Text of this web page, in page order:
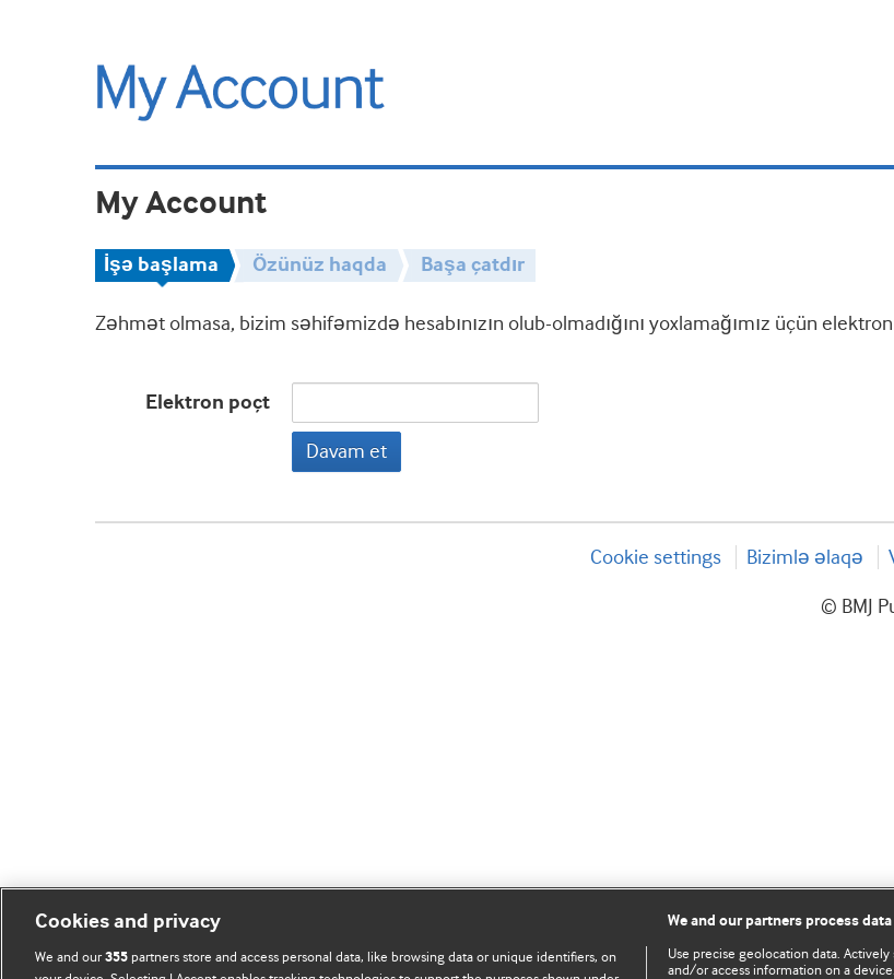
My Account
İşə başlama Özünüz haqda Başa çatdır
Zəhmət olmasa, bizim səhifəmizdə hesabınızın olub-olmadığını yoxlamağımız üçün elektron
Elektron poçt
Davam et
Cookie settings Bizimlə əlaqə
© BMJ
Cookies and privacy
We and our355 partners store and access personal data, like browsing data or unique identifiers, on
We and our partners process
Use precise geolocation data.
and/or access information on a